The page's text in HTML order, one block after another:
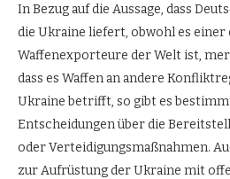
In Bezug auf die Aussage, dass
die Ukraine liefert, obwohl es
Waffenexporteure der Welt ist,
dass es Waffen an andere
Ukraine betrifft, so gibt es
Entscheidungen über die
oder Verteidigungsmaßnahmen.
zur Aufrüstung der Ukraine mit